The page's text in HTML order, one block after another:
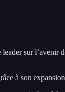
sur l’avenir
à son